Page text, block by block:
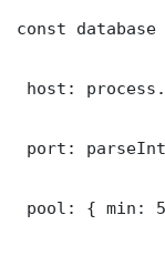
const
host:
port:
pool: { min: